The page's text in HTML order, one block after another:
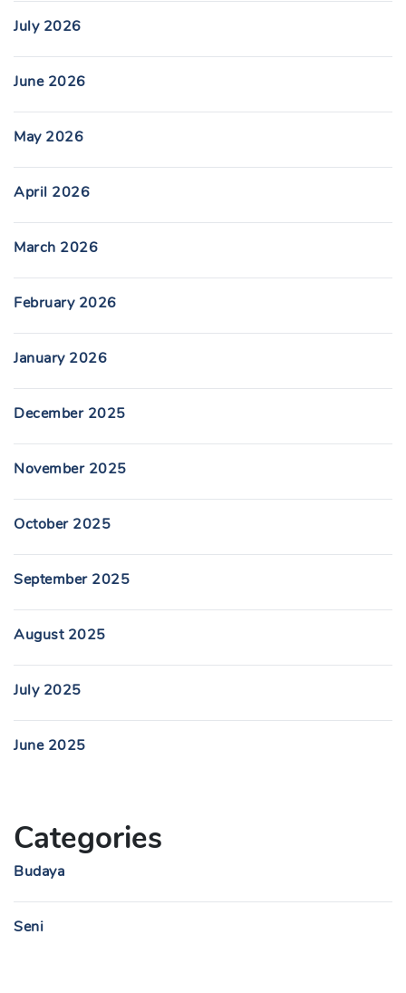
July 2026
June 2026
May 2026
April 2026
March 2026
February 2026
January 2026
December 2025
November 2025
October 2025
September 2025
August 2025
July 2025
June 2025
Categories
Budaya
Seni